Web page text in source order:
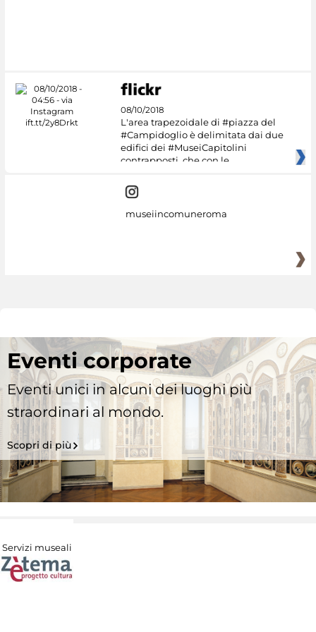
08/10/2018
L'area trapezoidale di #piazza del
#Campidoglio è delimitata dai due
edifici dei #MuseiCapitolini
contrapposti, che con le
museiincomuneroma
Eventi corporate
Eventi unici in alcuni dei luoghi più
straordinari al mondo.
Scopri di più
Servizi museali